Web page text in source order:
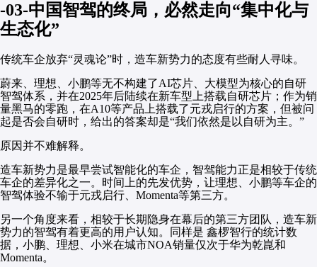
-03-中国智驾的终局，必然走向“集中化与
生态化”
传统车企放弃“灵魂论”时，造车新势力的态度有些耐人寻味。
蔚来、理想、小鹏等无不构建了AI芯片、大模型为核心的自研
智驾体系，并在2025年后陆续在新车型上搭载自研芯片；作为销
量黑马的零跑，在A10等产品上搭载了元戎启行的方案，但被问
起是否会自研时，给出的答案却是“我们依然是以自研为主。”
原因并不难解释。
造车新势力是最早尝试智能化的车企，智驾能力正是相较于传统
车企的差异化之一。时间上的先发优势，让理想、小鹏等车企的
智驾体验不输于元戎启行、Momenta等第三方。
另一个角度来看，相较于长期隐身在幕后的第三方团队，造车新
势力的智驾有着更高的用户认知。同样是 鑫椤智行的统计数
据，小鹏、理想、小米在城市NOA销量仅次于华为乾崑和
Momenta。